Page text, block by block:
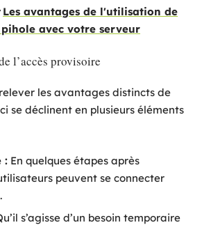
Les avantages de l'utilisation de
avec votre serveur
l’accès provisoire
les avantages distincts de
se déclinent en plusieurs éléments
: En quelques étapes après
peuvent se connecter
s’agisse d’un besoin temporaire